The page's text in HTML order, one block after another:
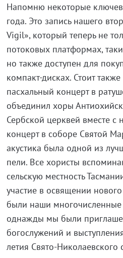
Напомню некоторые
года. Это запись нашего
Vigil», который теперь не
потоковых платформах,
но также доступен для
компакт-дисках. Стоит
пасхальный концерт в
объединил хоры
Сербской церквей вместе
концерт в соборе Святой
акустика была одной из
пели. Все хористы
сельскую местность
участие в освящении
были наши многочисленные
однажды мы были
богослужений и
летия Свято-Николаевского